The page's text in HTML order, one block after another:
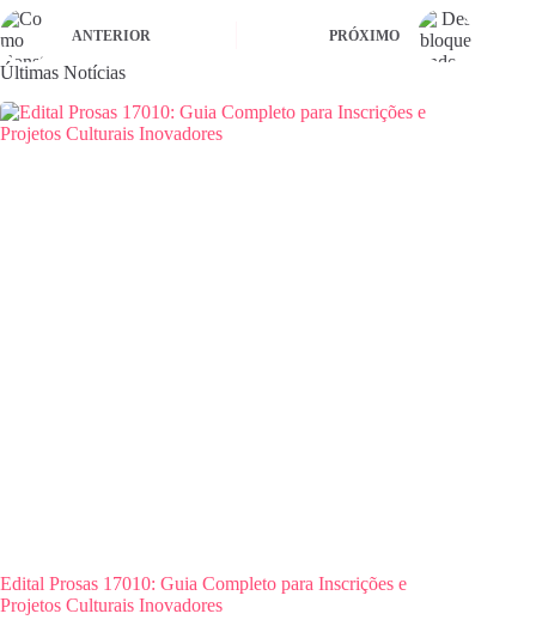
ANTERIOR PRÓXIMO
Últimas Notícias
Edital Prosas 17010: Guia Completo para Inscrições e
Projetos Culturais Inovadores